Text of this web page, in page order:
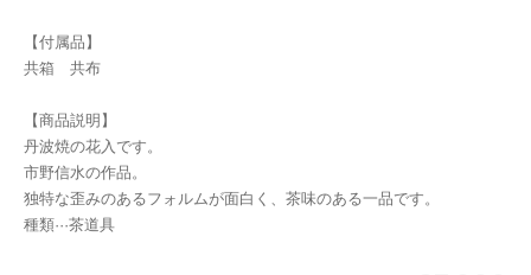
【付属品】
共箱 共布
【商品説明】
丹波焼の花入です。
市野信水の作品。
独特な歪みのあるフォルムが面白く、茶味のある一品です。
種類···茶道具